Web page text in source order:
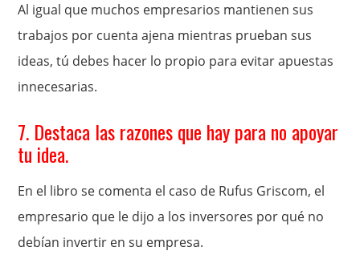
Al igual que muchos empresarios mantienen sus
trabajos por cuenta ajena mientras prueban sus
ideas, tú debes hacer lo propio para evitar apuestas
innecesarias.
7. Destaca las razones que hay para no apoyar
tu idea.
En el libro se comenta el caso de Rufus Griscom, el
empresario que le dijo a los inversores por qué no
debían invertir en su empresa.